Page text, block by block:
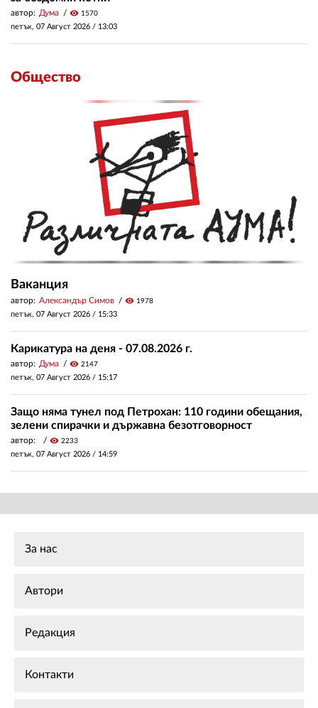
автор: Дума visibility 1570
петък, 07 Август 2026 / 13:03
Общество
Ваканция
автор: Александър Симов visibility 1978
петък, 07 Август 2026 / 15:33
Карикатура на деня - 07.08.2026 г.
автор: Дума visibility 2147
петък, 07 Август 2026 / 15:17
Защо няма тунел под Петрохан: 110 години обещания,
зелени спирачки и държавна безотговорност
автор: visibility 2233
петък, 07 Август 2026 / 14:59
За нас
Автори
Редакция
Контакти